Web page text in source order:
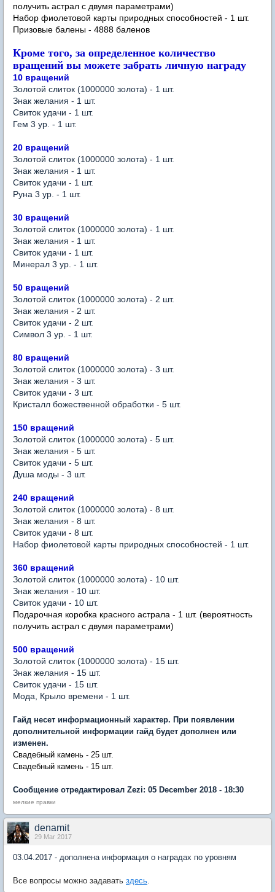
получить астрал с двумя параметрами)
Набор фиолетовой карты природных способностей - 1 шт.
Призовые балены - 4888 баленов
Кроме того, за определенное количество
вращений вы можете забрать личную награду
10 вращений
Золотой слиток (1000000 золота) - 1 шт.
Знак желания - 1 шт.
Свиток удачи - 1 шт.
Гем 3 ур. - 1 шт.
20 вращений
Золотой слиток (1000000 золота) - 1 шт.
Знак желания - 1 шт.
Свиток удачи - 1 шт.
Руна 3 ур. - 1 шт.
30 вращений
Золотой слиток (1000000 золота) - 1 шт.
Знак желания - 1 шт.
Свиток удачи - 1 шт.
Минерал 3 ур. - 1 шт.
50 вращений
Золотой слиток (1000000 золота) - 2 шт.
Знак желания - 2 шт.
Свиток удачи - 2 шт.
Символ 3 ур. - 1 шт.
80 вращений
Золотой слиток (1000000 золота) - 3 шт.
Знак желания - 3 шт.
Свиток удачи - 3 шт.
Кристалл божественной обработки - 5 шт.
150 вращений
Золотой слиток (1000000 золота) - 5 шт.
Знак желания - 5 шт.
Свиток удачи - 5 шт.
Душа моды - 3 шт.
240 вращений
Золотой слиток (1000000 золота) - 8 шт.
Знак желания - 8 шт.
Свиток удачи - 8 шт.
Набор фиолетовой карты природных способностей - 1 шт.
360 вращений
Золотой слиток (1000000 золота) - 10 шт.
Знак желания - 10 шт.
Свиток удачи - 10 шт.
Подарочная коробка красного астрала - 1 шт. (вероятность
получить астрал с двумя параметрами)
500 вращений
Золотой слиток (1000000 золота) - 15 шт.
Знак желания - 15 шт.
Свиток удачи - 15 шт.
Мода, Крыло времени - 1 шт.
Гайд несет информационный характер. При появлении
дополнительной информации гайд будет дополнен или
изменен.
Свадебный камень - 25 шт.
Свадебный камень - 15 шт.
Сообщение отредактировал Zezi: 05 December 2018 - 18:30
мелкие правки
denamit
29 Mar 2017
03.04.2017 - дополнена информация о наградах по уровням
Все вопросы можно задавать здесь